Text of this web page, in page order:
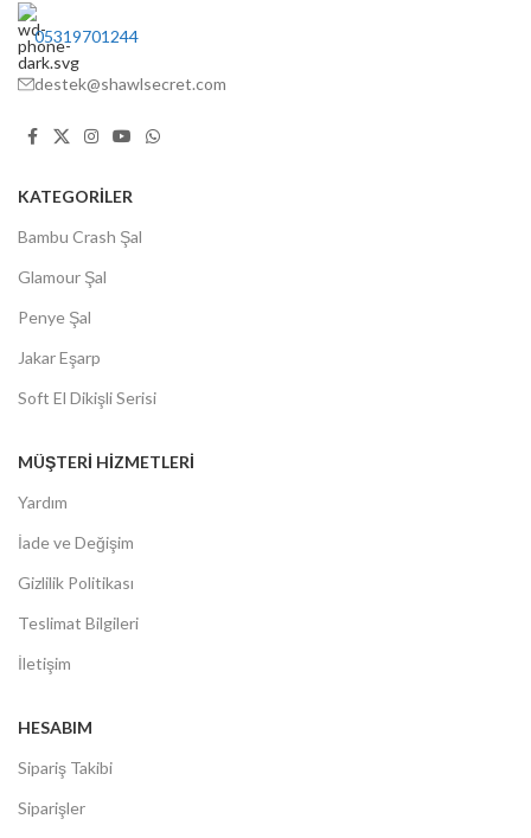
05319701244
destek@shawlsecret.com
KATEGORİLER
Bambu Crash Şal
Glamour Şal
Penye Şal
Jakar Eşarp
Soft El Dikişli Serisi
MÜŞTERİ HİZMETLERİ
Yardım
İade ve Değişim
Gizlilik Politikası
Teslimat Bilgileri
İletişim
HESABIM
Sipariş Takibi
Siparişler